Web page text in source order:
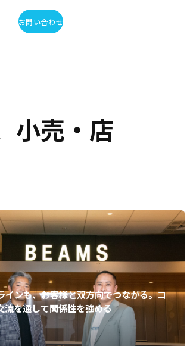
お問い合わせ
小売・店
インも、お客様と双方向でつながる。コ
流を通して関係性を強める